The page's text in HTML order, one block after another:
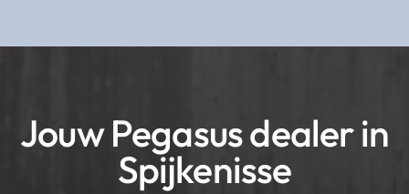
Jouw Pegasus dealer in
Spijkenisse